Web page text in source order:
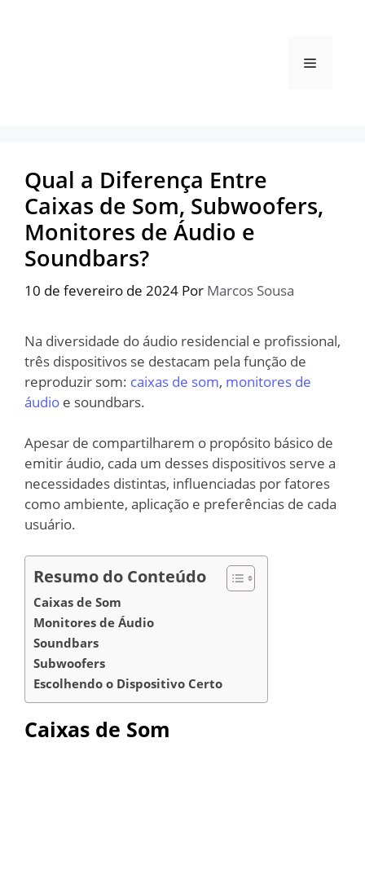
Menu
Qual a Diferença Entre
Caixas de Som, Subwoofers,
Monitores de Áudio e
Soundbars?
10 de fevereiro de 2024 Por Marcos Sousa
Na diversidade do áudio residencial e profissional,
três dispositivos se destacam pela função de
reproduzir som: caixas de som, monitores de
áudio e soundbars.
Apesar de compartilharem o propósito básico de
emitir áudio, cada um desses dispositivos serve a
necessidades distintas, influenciadas por fatores
como ambiente, aplicação e preferências de cada
usuário.
Resumo do Conteúdo
Caixas de Som
Monitores de Áudio
Soundbars
Subwoofers
Escolhendo o Dispositivo Certo
Caixas de Som